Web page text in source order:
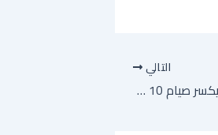
التالي
تونس: النادي الأفريقي يكسر صيام 10 سنوات ويتوج بالدوري على حساب الترجي